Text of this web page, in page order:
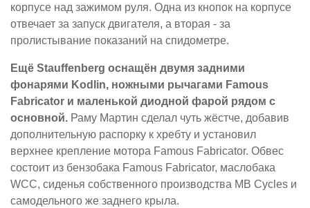
корпусе над зажимом руля. Одна из кнопок на корпусе
отвечает за запуск двигателя, а вторая - за
пролистывание показаний на спидометре.
Ещё Stauffenberg оснащён двумя задними
фонарями Kodlin, ножными рычагами Famous
Fabricator и маленькой диодной фарой рядом с
основной. Раму Мартин сделал чуть жёстче, добавив
дополнительную распорку к хребту и установил
верхнее крепление мотора Famous Fabricator. Обвес
состоит из бензобака Famous Fabricator, маслобака
WCC, сиденья собственного производства MB Cycles и
самодельного же заднего крыла.